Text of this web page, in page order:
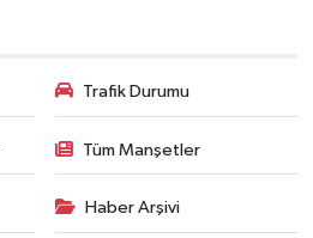
Trafik Durumu
Tüm Manşetler
Haber Arşivi